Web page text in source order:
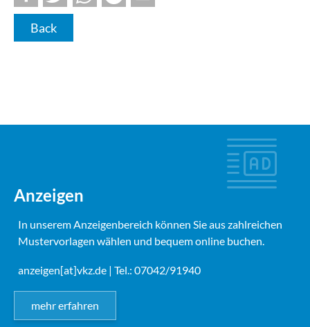
Back
Anzeigen
In unserem Anzeigenbereich können Sie aus zahlreichen
Mustervorlagen wählen und bequem online buchen.
anzeigen[at]vkz.de | Tel.: 07042/91940
mehr erfahren